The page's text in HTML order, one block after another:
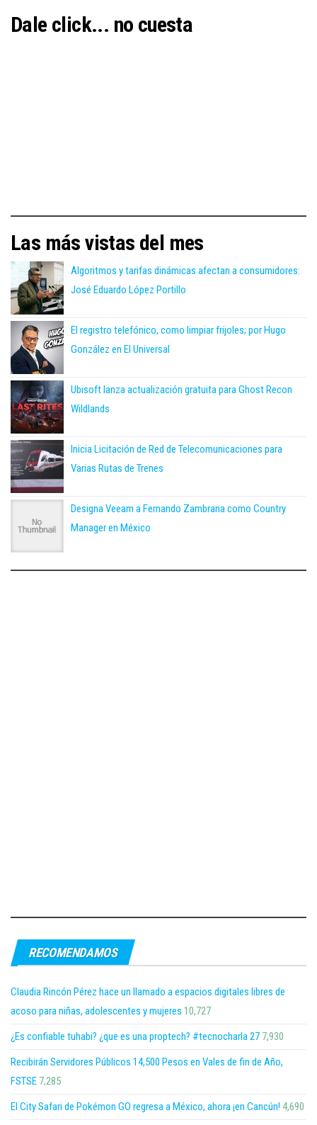
Dale click... no cuesta
Las más vistas del mes
Algoritmos y tarifas dinámicas afectan a consumidores:
José Eduardo López Portillo
El registro telefónico, como limpiar frijoles; por Hugo
González en El Universal
Ubisoft lanza actualización gratuita para Ghost Recon
Wildlands
Inicia Licitación de Red de Telecomunicaciones para
Varias Rutas de Trenes
Designa Veeam a Fernando Zambrana como Country
Manager en México
RECOMENDAMOS
Claudia Rincón Pérez hace un llamado a espacios digitales libres de
acoso para niñas, adolescentes y mujeres 10,727
¿Es confiable tuhabi? ¿que es una proptech? #tecnocharla 27 7,930
Recibirán Servidores Públicos 14,500 Pesos en Vales de fin de Año,
FSTSE 7,285
El City Safari de Pokémon GO regresa a México, ahora ¡en Cancún! 4,690